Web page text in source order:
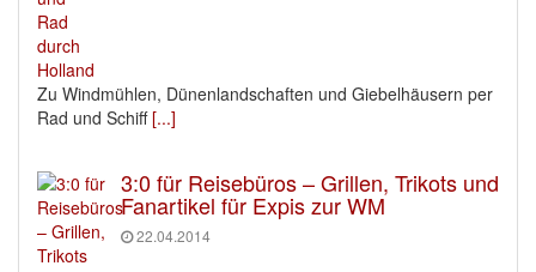
Zu Windmühlen, Dünenlandschaften und Giebelhäusern per
Rad und Schiff [...]
3:0 für Reisebüros – Grillen, Trikots und
Fanartikel für Expis zur WM
22.04.2014